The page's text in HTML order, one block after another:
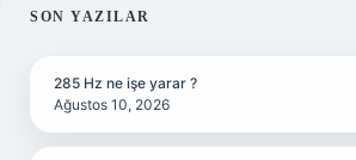
SIDEBAR
SON YAZILAR
285 Hz ne işe yarar ?
Ağustos 10, 2026